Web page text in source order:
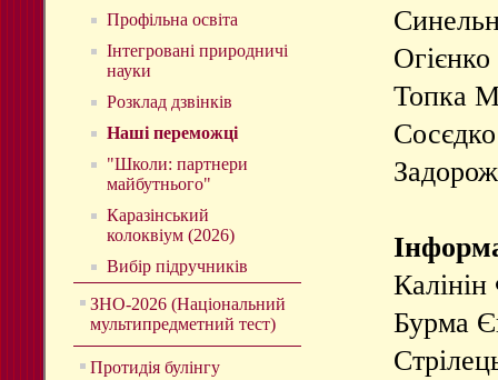
Профільна освіта
Інтегровані природничі
науки
Розклад дзвінків
Наші переможці
"Школи: партнери
майбутнього"
Каразінський
колоквіум (2026)
Вибір підручників
ЗНО-2026 (Національний
мультипредметний тест)
Протидія булінгу
Топка
Калінін
Бурма